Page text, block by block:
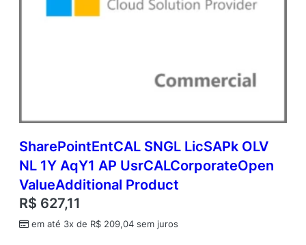
SharePointEntCAL SNGL LicSAPk OLV
NL 1Y AqY1 AP UsrCALCorporateOpen
ValueAdditional Product
R$ 627,11
em até 3x de R$ 209,04 sem juros